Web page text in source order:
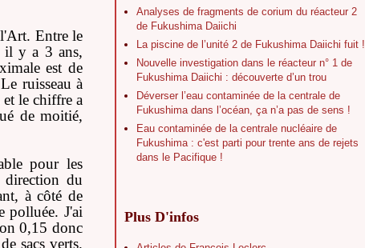
Entre le
il y a 3 ans,
est de
ruisseau à
et le chiffre a
de moitié,
pour les
direction du
à côté de
polluée. J'ai
0,15 donc
sacs verts.
Analyses de fragments de corium du réacteur 2
de Fukushima Daiichi
La piscine de l’unité 2 de Fukushima Daiichi fuit !
Nouvelle investigation dans le réacteur n° 1 de
Fukushima Daiichi : découverte d’un trou
Déverser l’eau contaminée de la centrale de
Fukushima dans l’océan, ça n’a pas de sens !
Eau contaminée de la centrale nucléaire de
Fukushima : c'est parti pour trente ans de rejets
dans le Pacifique !
Plus D'infos